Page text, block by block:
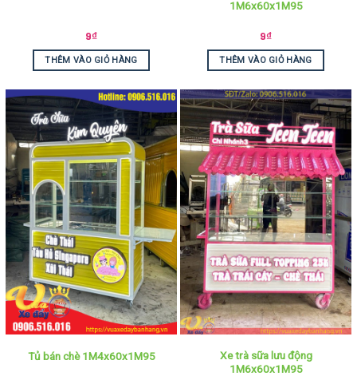
9₫
THÊM VÀO GIỎ HÀNG
1M6x60x1M95
9₫
THÊM VÀO GIỎ HÀNG
Tủ bán chè 1M4x60x1M95
Xe trà sữa lưu động
1M6x60x1M95